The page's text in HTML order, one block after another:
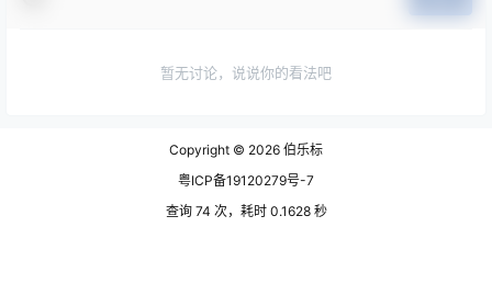
暂无讨论，说说你的看法吧
Copyright © 2026 伯乐标
粤ICP备19120279号-7
查询 74 次，耗时 0.1628 秒